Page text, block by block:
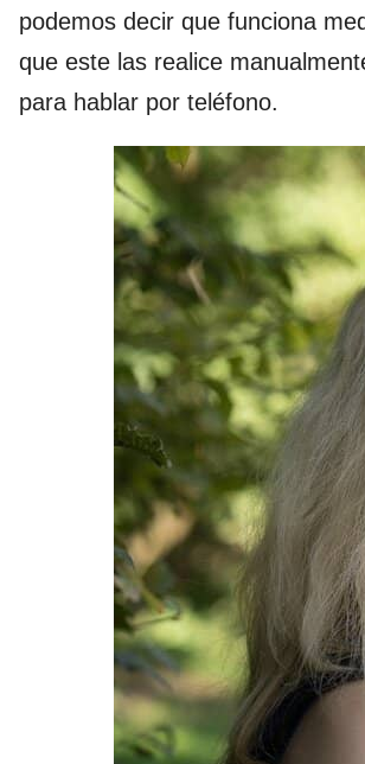
podemos decir que funciona
que este las realice
para hablar por teléfono.